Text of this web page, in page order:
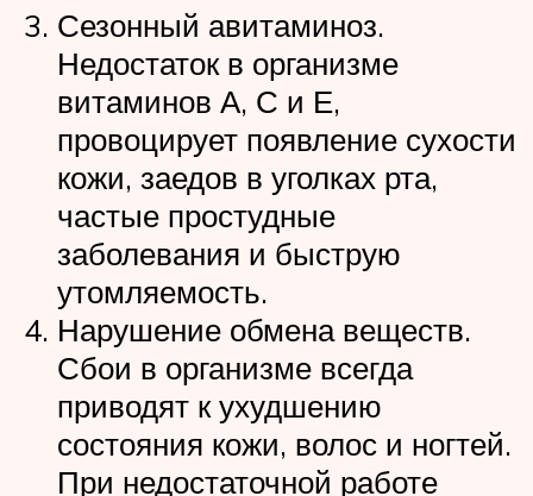
Сезонный авитаминоз.
Недостаток в организме
витаминов А, С и Е,
провоцирует появление сухости
кожи, заедов в уголках рта,
частые простудные
заболевания и быструю
утомляемость.
Нарушение обмена веществ.
Сбои в организме всегда
приводят к ухудшению
состояния кожи, волос и ногтей.
При недостаточной работе